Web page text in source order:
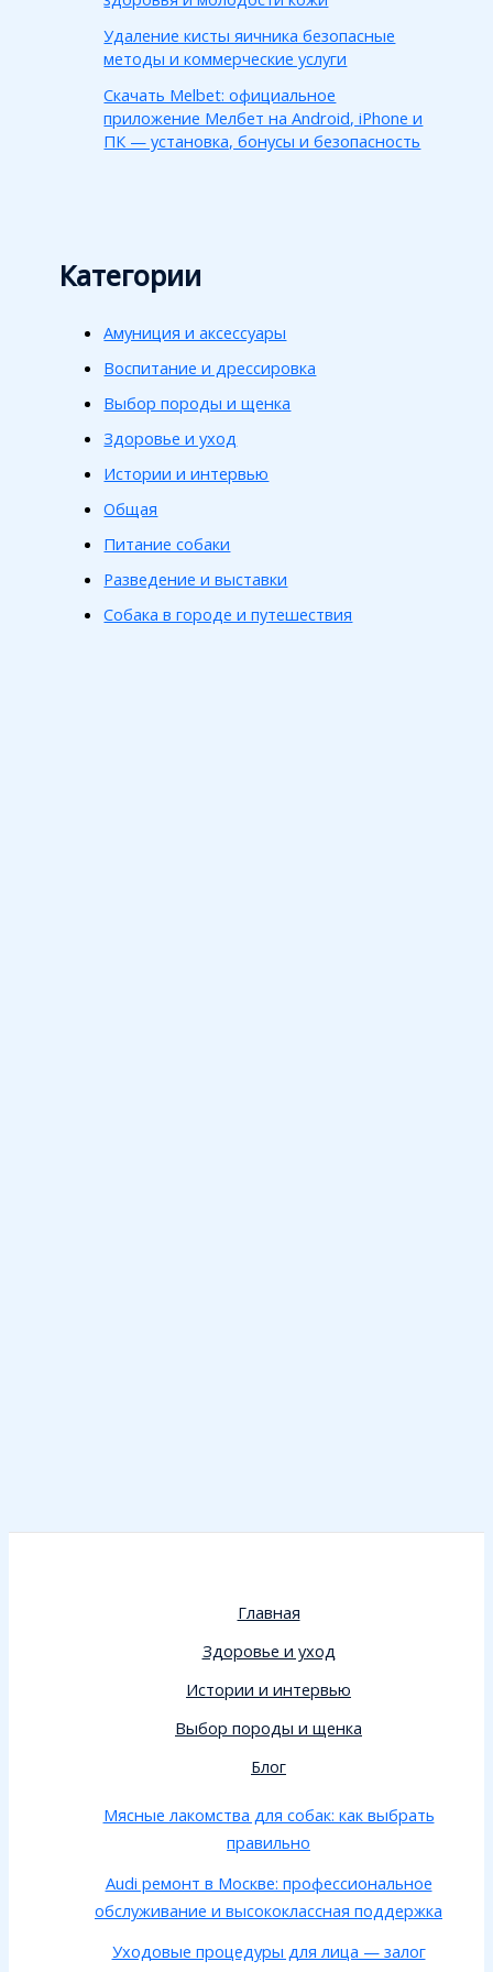
Удаление кисты яичника безопасные
методы и коммерческие услуги
Скачать Melbet: официальное
приложение Мелбет на Android, iPhone и
ПК — установка, бонусы и безопасность
Категории
Амуниция и аксессуары
Воспитание и дрессировка
Выбор породы и щенка
Здоровье и уход
Истории и интервью
Общая
Питание собаки
Разведение и выставки
Собака в городе и путешествия
Главная
Здоровье и уход
Истории и интервью
Выбор породы и щенка
Блог
Мясные лакомства для собак: как выбрать
правильно
Audi ремонт в Москве: профессиональное
обслуживание и высококлассная поддержка
Уходовые процедуры для лица — залог